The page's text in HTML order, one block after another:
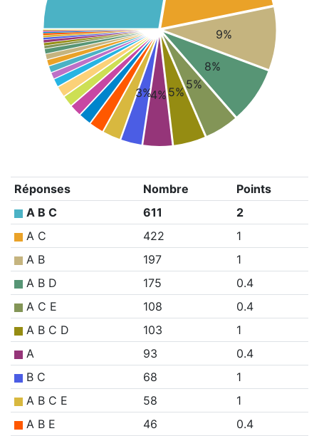
9%
8%
5%
5%
4%
3%
Réponses Nombre
Points
A B C
611
2
A C
422
1
A B
197
1
A B D
175
0.4
A C E
108
0.4
A B C D
103
1
A
93
0.4
B C
68
1
A B C E
58
1
A B E
46
0.4